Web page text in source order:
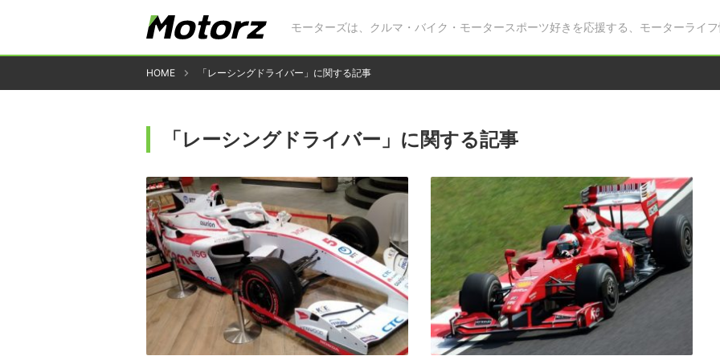
モーターズは、クルマ・バイク・モータースポーツ好きを応援する、モーターライフ
HOME 「レーシングドライバー」に関する記事
「レーシングドライバー」に関する記事